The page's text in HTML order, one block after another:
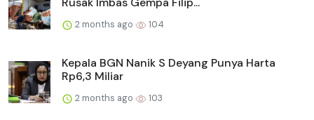
2 months ago 104
Kepala BGN Nanik S Deyang Punya Harta
Rp6,3 Miliar
2 months ago 103